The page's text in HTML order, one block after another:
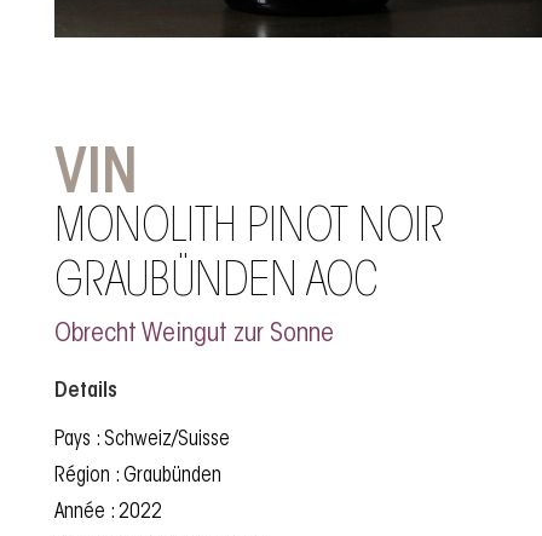
VIN
MONOLITH PINOT NOIR
GRAUBÜNDEN AOC
Obrecht Weingut zur Sonne
Details
Pays : Schweiz/Suisse
Région : Graubünden
Année : 2022